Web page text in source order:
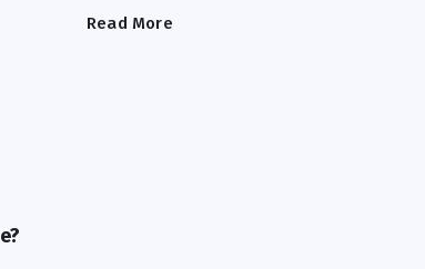
Read More